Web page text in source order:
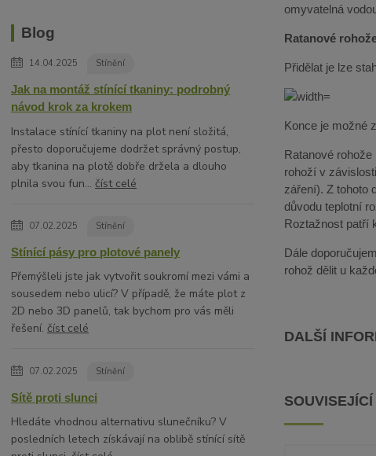
Blog
14.04.2025 Stínění
Jak na montáž stínící tkaniny: podrobný
návod krok za krokem
Instalace stínící tkaniny na plot není složitá,
přesto doporučujeme dodržet správný postup,
aby tkanina na plotě dobře držela a dlouho
plnila svou fun...číst celé
07.02.2025 Stínění
Stínící pásy pro plotové panely
Přemýšleli jste jak vytvořit soukromí mezi vámi a
sousedem nebo ulicí? V případě, že máte plot z
2D nebo 3D panelů, tak bychom pro vás měli
řešení.číst celé
07.02.2025 Stínění
Sítě proti slunci
Hledáte vhodnou alternativu slunečníku? V
posledních letech získávají na oblibě stínící sítě
omyvatelná
Ratanové
Přidělat je lze
Konce je možné
Ratanové
rohoží v
záření). Z tohoto
důvodu teplotní
Roztažnost patří
Dále
rohož dělit u
DALŠÍ